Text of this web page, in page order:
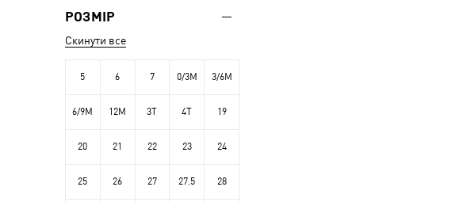
РОЗМІР
Скинути все
5 6 7 0/3M 3/6M
6/9M 12M 3T 4T 19
20 21 22 23 24
25 26 27 27.5 28